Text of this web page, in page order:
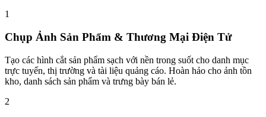
1
Chụp Ảnh Sản Phẩm & Thương Mại Điện Tử
Tạo các hình cắt sản phẩm sạch với nền trong suốt cho danh mục
trực tuyến, thị trường và tài liệu quảng cáo. Hoàn hảo cho ảnh tồn
kho, danh sách sản phẩm và trưng bày bán lẻ.
2